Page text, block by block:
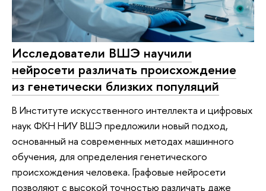
Исследователи ВШЭ научили
нейросети различать происхождение
из генетически близких популяций
В Институте искусственного интеллекта и цифровых
наук ФКН НИУ ВШЭ предложили новый подход,
основанный на современных методах машинного
обучения, для определения генетического
происхождения человека. Графовые нейросети
позволяют с высокой точностью различать даже